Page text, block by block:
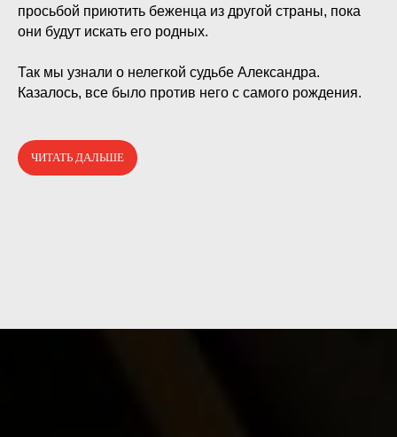
просьбой приютить беженца из другой страны, пока
они будут искать его родных.
Так мы узнали о нелегкой судьбе Александра.
Казалось, все было против него с самого рождения.
ЧИТАТЬ ДАЛЬШЕ